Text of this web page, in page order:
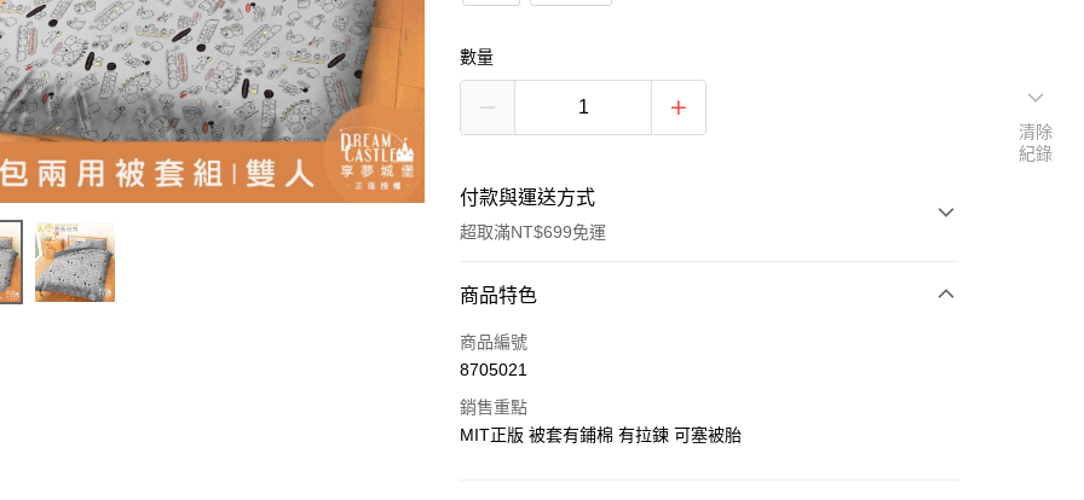
數量
付款與運送方式
超取滿NT$699免運
付款方式
信用卡一次付款
LINE Pay
商品特色
商品編號
8705021
銷售重點
MIT正版 被套有鋪棉 有拉鍊 可塞被胎
清除
紀錄